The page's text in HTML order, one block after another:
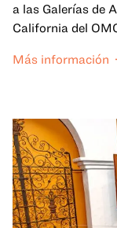
a las Galerías de
California del
a un precio
Más información